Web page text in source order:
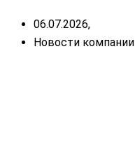
06.07.2026,
Новости компании